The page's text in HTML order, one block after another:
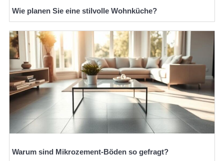
Wie planen Sie eine stilvolle Wohnküche?
Warum sind Mikrozement-Böden so gefragt?